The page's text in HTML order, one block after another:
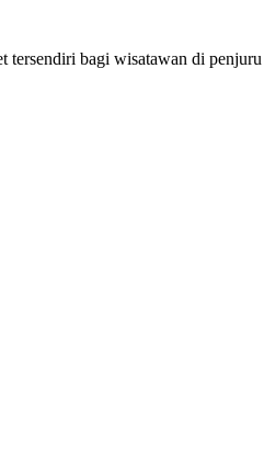
bagi wisatawan di penjuru